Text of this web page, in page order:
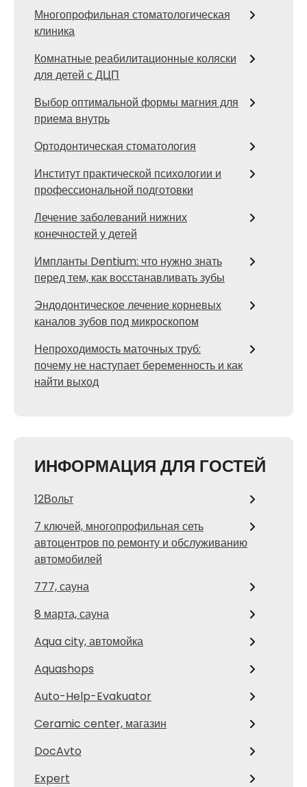
Многопрофильная стоматологическая
клиника
Комнатные реабилитационные коляски
для детей с ДЦП
Выбор оптимальной формы магния для
приема внутрь
Ортодонтическая стоматология
Институт практической психологии и
профессиональной подготовки
Лечение заболеваний нижних
конечностей у детей
Импланты Dentium: что нужно знать
перед тем, как восстанавливать зубы
Эндодонтическое лечение корневых
каналов зубов под микроскопом
Непроходимость маточных труб:
почему не наступает беременность и как
найти выход
ИНФОРМАЦИЯ ДЛЯ ГОСТЕЙ
12Вольт
7 ключей, многопрофильная сеть
автоцентров по ремонту и обслуживанию
автомобилей
777, сауна
8 марта, сауна
Aqua city, автомойка
Aquashops
Auto-Help-Evakuator
Ceramic center, магазин
DocAvto
Expert